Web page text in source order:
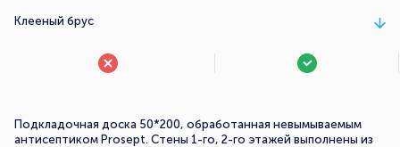
Клееный брус
Подкладочная доска 50*200, обработанная невымываемым
антисептиком Prosept. Стены 1-го, 2-го этажей выполнены из